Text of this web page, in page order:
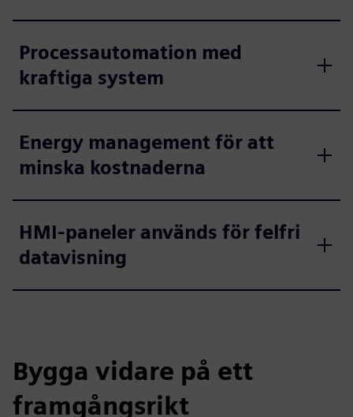
Processautomation med
kraftiga system
Energy management för att
minska kostnaderna
HMI-paneler används för felfri
datavisning
Bygga vidare på ett
framgångsrikt